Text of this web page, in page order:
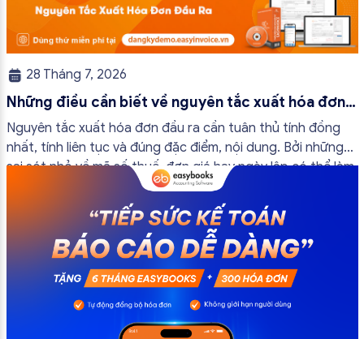
28 Tháng 7, 2026
Những điều cần biết về nguyên tắc xuất hóa đơn
đầu ra
Nguyên tắc xuất hóa đơn đầu ra cần tuân thủ tính đồng
nhất, tính liên tục và đúng đặc điểm, nội dung. Bởi những
sai sót nhỏ về mã số thuế, đơn giá hay ngày lập có thể làm
ảnh hưởng đến quá trình quyết toán thuế của bạn. Kế
toán có thể tham khảo […]